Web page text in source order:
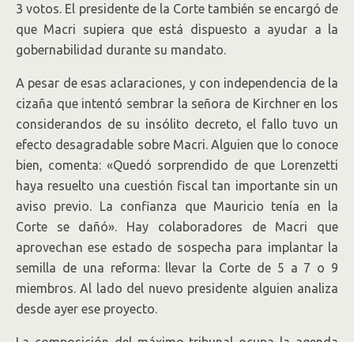
3 votos. El presidente de la Corte también se encargó de
que Macri supiera que está dispuesto a ayudar a la
gobernabilidad durante su mandato.
A pesar de esas aclaraciones, y con independencia de la
cizaña que intentó sembrar la señora de Kirchner en los
considerandos de su insólito decreto, el fallo tuvo un
efecto desagradable sobre Macri. Alguien que lo conoce
bien, comenta: «Quedó sorprendido de que Lorenzetti
haya resuelto una cuestión fiscal tan importante sin un
aviso previo. La confianza que Mauricio tenía en la
Corte se dañó». Hay colaboradores de Macri que
aprovechan ese estado de sospecha para implantar la
semilla de una reforma: llevar la Corte de 5 a 7 o 9
miembros. Al lado del nuevo presidente alguien analiza
desde ayer ese proyecto.